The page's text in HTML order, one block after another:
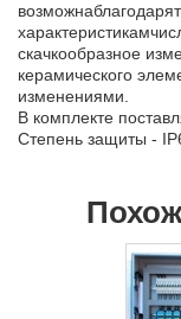
скачкообразное
керамического
изменениями.
В комплекте
Степень защиты -